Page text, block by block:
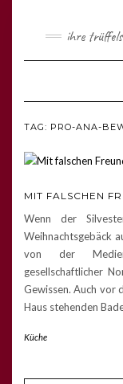
ihre
TAG: PRO-ANA-
MIT FALSCHEN
Wenn der
Weihnachtsgebäck
von der
gesellschaftlicher
Gewissen. Auch vor
Haus stehenden
Küche